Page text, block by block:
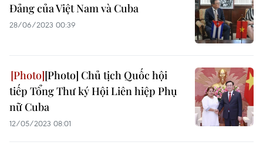
Đảng của Việt Nam và Cuba
28/06/2023 00:39
[Photo] Chủ tịch Quốc hội
tiếp Tổng Thư ký Hội Liên hiệp Phụ
nữ Cuba
12/05/2023 08:01